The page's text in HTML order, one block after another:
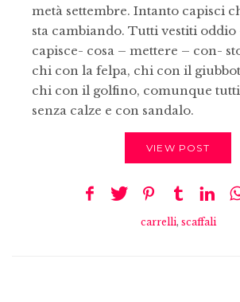
metà settembre. Intanto capisci
sta cambiando. Tutti vestiti
capisce- cosa – mettere – con-
chi con la felpa, chi con il
chi con il golfino, comunque
senza calze e con sandalo.
VIEW POST
carrelli, scaffali